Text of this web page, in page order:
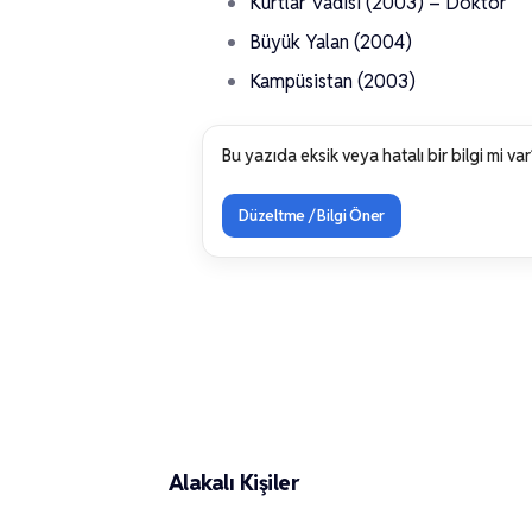
Büyük Yalan (2004)
Kampüsistan (2003)
Bu yazıda eksik veya hatalı bir bilgi mi
Düzeltme / Bilgi Öner
Alakalı Kişiler
Arif Erkin